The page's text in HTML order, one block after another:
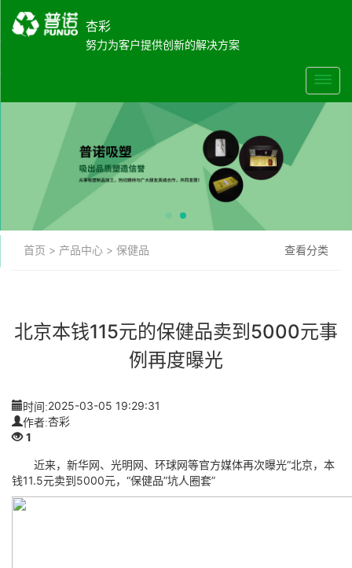
杏彩
努力为客户提供创新的解决方案
首页 > 产品中心 > 保健品 查看分类
北京本钱115元的保健品卖到5000元事
例再度曝光
时间:2025-03-05 19:29:31
作者:杏彩
1
近来，新华网、光明网、环球网等官方媒体再次曝光“北京，本
钱11.5元卖到5000元，“保健品”坑人圈套”